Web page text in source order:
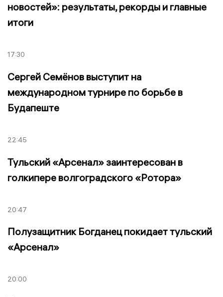
новостей»: результаты, рекорды и главные
итоги
17:30
Сергей Семёнов выступит на
международном турнире по борьбе в
Будапеште
22:45
Тульский «Арсенал» заинтересован в
голкипере волгоградского «Ротора»
20:47
Полузащитник Богданец покидает тульский
«Арсенал»
20:00